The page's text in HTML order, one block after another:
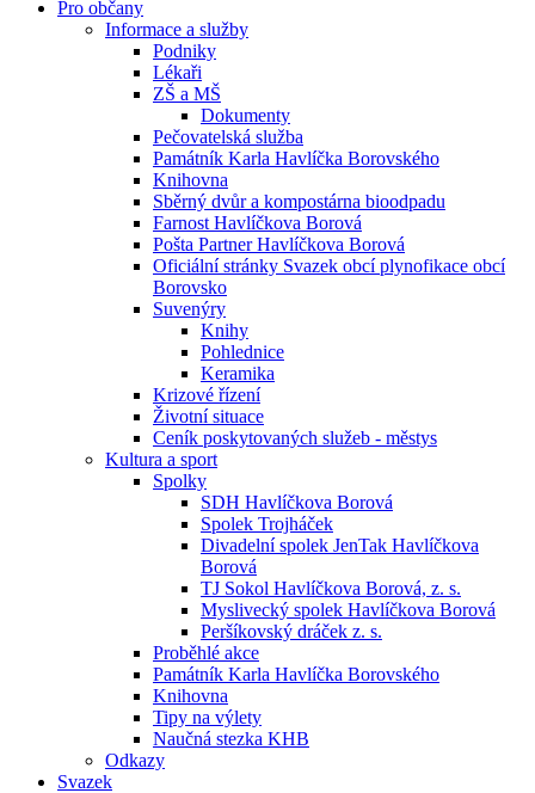
Pro občany
Informace a služby
Podniky
Lékaři
ZŠ a MŠ
Dokumenty
Pečovatelská služba
Památník Karla Havlíčka Borovského
Knihovna
Sběrný dvůr a kompostárna bioodpadu
Farnost Havlíčkova Borová
Pošta Partner Havlíčkova Borová
Oficiální stránky Svazek obcí plynofikace obcí
Borovsko
Suvenýry
Knihy
Pohlednice
Keramika
Krizové řízení
Životní situace
Ceník poskytovaných služeb - městys
Kultura a sport
Spolky
SDH Havlíčkova Borová
Spolek Trojháček
Divadelní spolek JenTak Havlíčkova
Borová
TJ Sokol Havlíčkova Borová, z. s.
Myslivecký spolek Havlíčkova Borová
Peršíkovský dráček z. s.
Proběhlé akce
Památník Karla Havlíčka Borovského
Knihovna
Tipy na výlety
Naučná stezka KHB
Odkazy
Svazek